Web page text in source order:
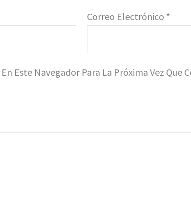
Correo Electrónico *
Este Navegador Para La Próxima Vez Que